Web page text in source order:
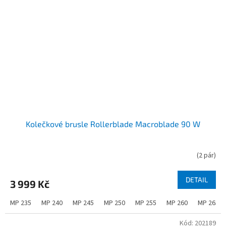
Kolečkové brusle Rollerblade Macroblade 90 W
(2 pár)
3 999 Kč DETAIL
MP 235 MP 240 MP 245 MP 250 MP 255 MP 260 MP 265
Kód: 202189